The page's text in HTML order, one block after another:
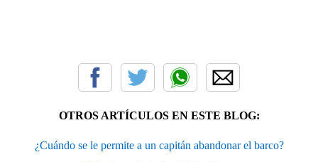
OTROS ARTÍCULOS EN ESTE BLOG:
¿Cuándo se le permite a un capitán abandonar el barco?